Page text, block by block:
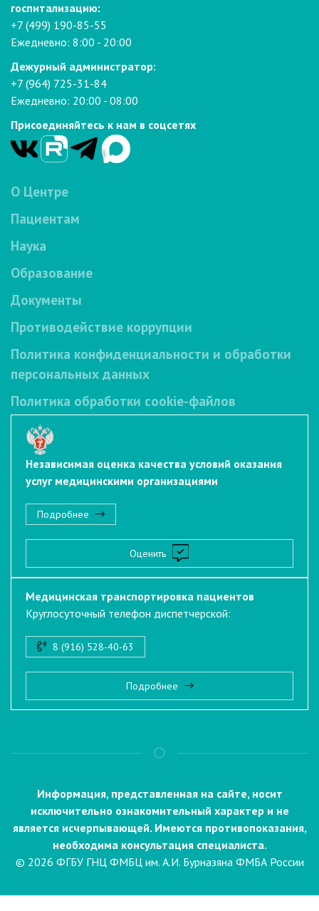
госпитализацию:
+7 (499) 190-85-55
Ежедневно: 8:00 - 20:00
Дежурный администратор:
+7 (964) 725-31-84
Ежедневно: 20:00 - 08:00
Присоединяйтесь к нам в соцсетях
О Центре
Пациентам
Наука
Образование
Документы
Противодействие коррупции
Политика конфиденциальности и обработки
персональных данных
Политика обработки cookie-файлов
Независимая оценка качества условий оказания
услуг медицинскими организациями
Подробнее
Оценить
Медицинская транспортировка пациентов
Круглосуточный телефон диспетчерской:
8 (916) 528-40-63
Подробнее
Информация, представленная на сайте, носит
исключительно ознакомительный характер и не
является исчерпывающей. Имеются противопоказания,
необходима консультация специалиста.
© 2026 ФГБУ ГНЦ ФМБЦ им. А.И. Бурназяна ФМБА России